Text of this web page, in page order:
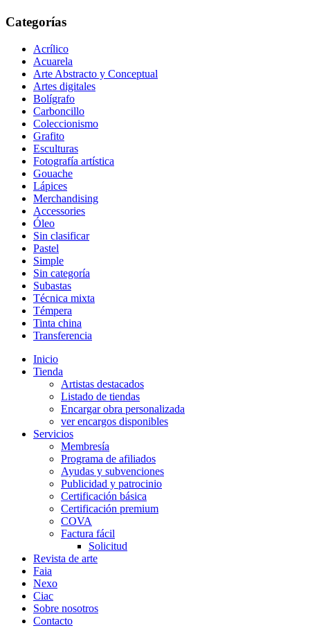
Categorías
Acrílico
Acuarela
Arte Abstracto y Conceptual
Artes digitales
Bolígrafo
Carboncillo
Coleccionismo
Grafito
Esculturas
Fotografía artística
Gouache
Lápices
Merchandising
Accessories
Óleo
Sin clasificar
Pastel
Simple
Sin categoría
Subastas
Técnica mixta
Témpera
Tinta china
Transferencia
Inicio
Tienda
Artistas destacados
Listado de tiendas
Encargar obra personalizada
ver encargos disponibles
Servicios
Membresía
Programa de afiliados
Ayudas y subvenciones
Publicidad y patrocinio
Certificación básica
Certificación premium
COVA
Factura fácil
Solicitud
Revista de arte
Faia
Nexo
Ciac
Sobre nosotros
Contacto